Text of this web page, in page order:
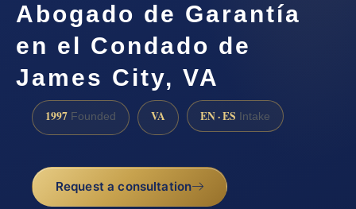
Abogado de Garantía
en el Condado de
James City, VA
1997 Founded VA EN · ES Intake
Request a consultation